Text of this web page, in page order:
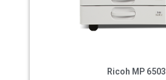
Ricoh MP 6503